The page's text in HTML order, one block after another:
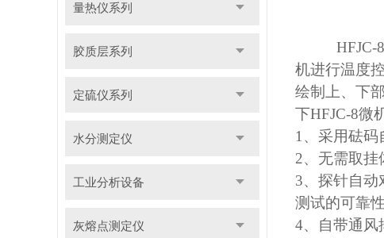
量热仪系列
胶质层系列
定硫仪系列
水分测定仪
工业分析设备
灰熔点测定仪
HFJC-8
机进行温度
绘制上、下
下HFJC-8微
1 、采用砝码
2、无需取挂
3、探针自
测试的可靠
4、自带通风